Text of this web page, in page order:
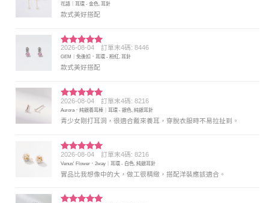
分 5
花語｜耳環 - 金色, 耳針
款式美好搭配
評分5 滿
分 5
2026-08-04 訂單末4碼: 8446
GEM｜免後扣．耳環 - 粉紅, 耳針
款式美好搭配
評分5 滿
分 5
2026-08-04 訂單末4碼: 8216
Aurora．純銀養耳棒｜耳環 - 銀色, 純銀耳針
青少女剛打耳洞，很適合戴來養耳，穿脫衣服時不易拉扯到。
評分5滿
分 5
2026-08-04 訂單末4碼: 8216
Venus' Flower．2way｜耳環 - 白色, 純銀耳針
實品比我想像中的大，做工很精緻，搭配洋裝應該適合。